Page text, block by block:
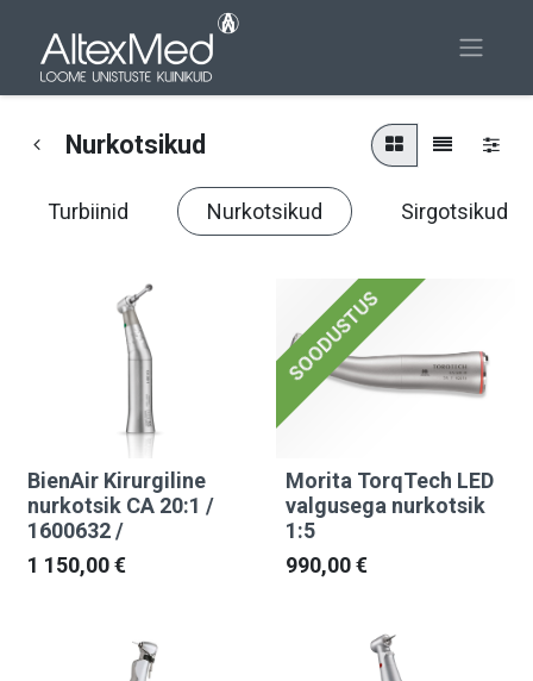
Nurkotsikud
Turbiinid Nurkotsikud Sirgotsikud
BienAir Kirurgiline
nurkotsik CA 20:1 /
1600632 /
1 150,00€
SOODUSTUS
Morita TorqTech LED
valgusega nurkotsik
1:5
990,00€